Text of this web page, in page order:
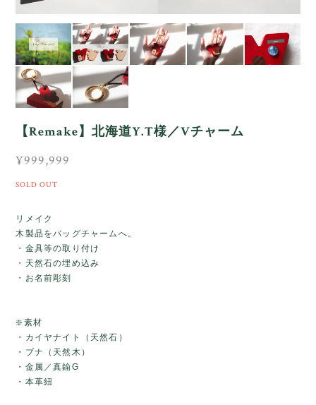
【Remake】北海道Y.T様／Vチャーム
¥999,999
SOLD OUT
リメイク
木製品をバッグチャームへ。
・金具等の取り付け
・天然石の埋め込み
・お名前彫刻
❇️素材
・カイヤナイト（天然石）
・ブナ（天然木）
・金属／真鍮G
・本革紐